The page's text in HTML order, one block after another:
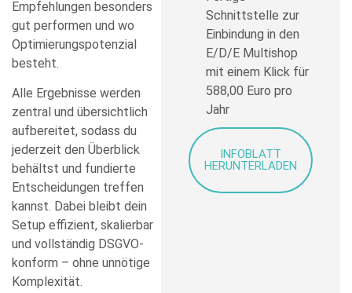
Empfehlungen besonders
gut performen und wo
Optimierungspotenzial
besteht.
Alle Ergebnisse werden
zentral und übersichtlich
aufbereitet, sodass du
jederzeit den Überblick
behältst und fundierte
Entscheidungen treffen
kannst. Dabei bleibt dein
Setup effizient, skalierbar
und vollständig DSGVO-
konform – ohne unnötige
Komplexität.
Schnittstelle zur
Einbindung in den
E/D/E Multishop
mit einem Klick für
588,00 Euro pro
Jahr
INFOBLATT
HERUNTERLADEN